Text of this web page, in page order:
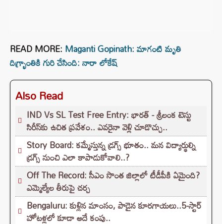
READ MORE: Maganti Gopinath: మాగంటి మృతి
దిగ్భ్రాంతికి గురి చేసింది: నారా లోకేష్
Also Read
IND Vs SL Test Free Entry: భారత్ - శ్రీలంక టెస్టు
సిరీస్‌కు ఉచిత ప్రవేశం.. ఎవరైనా వెళ్లి చూడొచ్చు..
Story Board: కమ్మేస్తున్న డ్రగ్స్ భూతం.. మన విద్యార్థుల్ని
డ్రగ్స్ నుంచి ఎలా కాపాడుకోవాలి..?
Off The Record: సీఎం సొంత జిల్లాలో టీడీపీకి ఏమైంది?
ఎమ్మెల్యేల తీరుపై చర్చ
Bengaluru: కుళ్లిన మాంసం, పాడైన కూరగాయలు..5-స్టార్
హోటళ్లలో కూడా అదే కంపు..